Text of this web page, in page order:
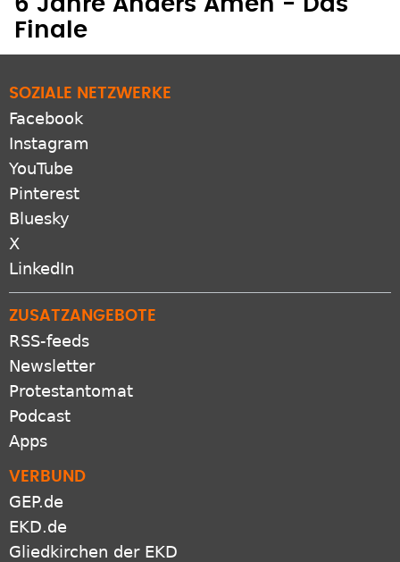
Finale
Facebook
Instagram
YouTube
Pinterest
Bluesky
X
LinkedIn
RSS-feeds
Newsletter
Protestantomat
Podcast
Apps
GEP.de
EKD.de
Gliedkirchen der EKD